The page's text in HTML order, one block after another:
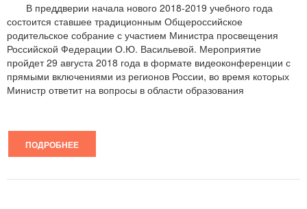
В преддверии начала нового 2018-2019 учебного года
состоится ставшее традиционным Общероссийское
родительское собрание с участием Министра просвещения
Российской Федерации О.Ю. Васильевой. Мероприятие
пройдет 29 августа 2018 года в формате видеоконференции с
прямыми включениями из регионов России, во время которых
Министр ответит на вопросы в области образования
ПОДРОБНЕЕ